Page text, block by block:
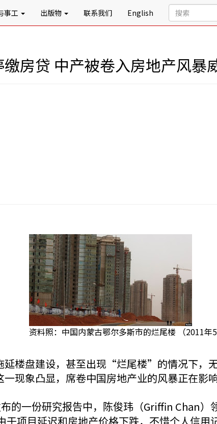
事工 出版物 联系我们 English
房贷 中产被卷入房地产风暴
资料照：中国内蒙古鄂尔多斯市的烂尾楼 （2011年5
延楼盘建设，甚至出现“烂尾楼”的情况下，
现象凸显，席卷中国房地产业的风暴正在影
的一份研究报告中，陈俊玮（Griffin Chan）